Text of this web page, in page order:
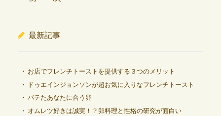
最新記事
お店でフレンチトーストを提供する３つのメリット
ドゥエインジョンソンが超お気に入りなフレンチトースト
バテたあなたに合う卵
オムレツ好きは誠実！？卵料理と性格の研究が面白い